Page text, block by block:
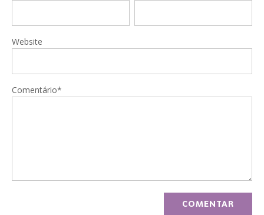
Website
Comentário*